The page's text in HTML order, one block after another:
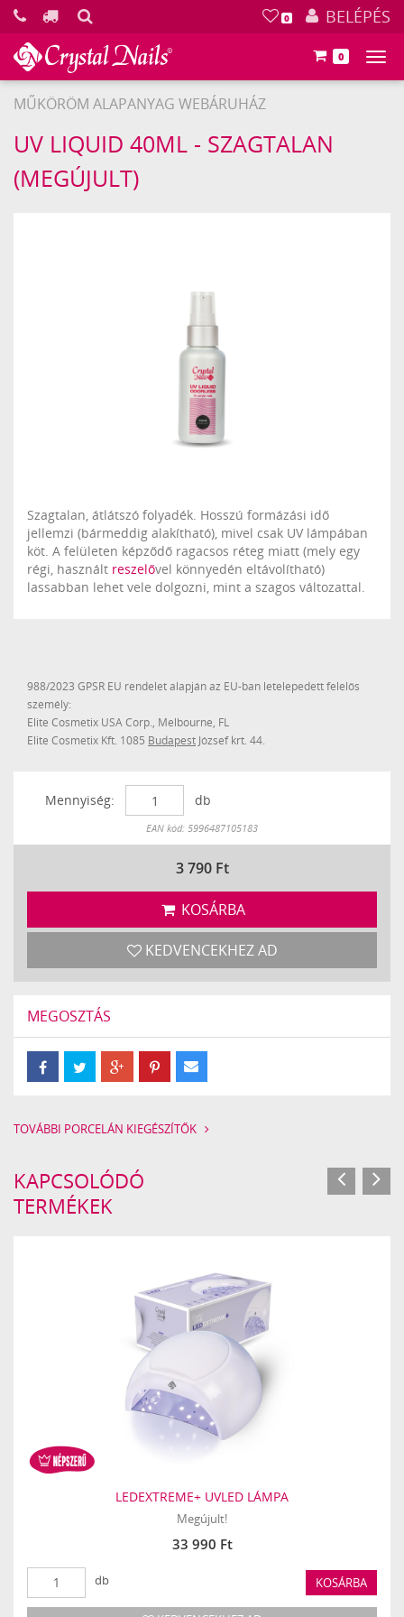
0 BELÉPÉS
0
MŰKÖRÖM ALAPANYAG WEBÁRUHÁZ
Crystal
Nails
UV LIQUID 40ML - SZAGTALAN
(MEGÚJULT)
Szagtalan, átlátszó folyadék. Hosszú formázási idő
jellemzi (bármeddig alakítható), mivel csak UV lámpában
köt. A felületen képződő ragacsos réteg miatt (mely egy
régi, használt reszelővel könnyedén eltávolítható)
lassabban lehet vele dolgozni, mint a szagos változattal.
988/2023 GPSR EU rendelet alapján az EU-ban letelepedett felelős
személy:
Elite Cosmetix USA Corp., Melbourne, FL
Elite Cosmetix Kft. 1085 Budapest József krt. 44.
Mennyiség: db
Készleten
EAN kód: 5996487105183
3 790 Ft
KOSÁRBA
KEDVENCEKHEZ AD
MEGOSZTÁS
TOVÁBBI PORCELÁN KIEGÉSZÍTŐK
KAPCSOLÓDÓ
TERMÉKEK
LEDEXTREME+ UVLED LÁMPA
Megújult!
33 990 Ft
db KOSÁRBA